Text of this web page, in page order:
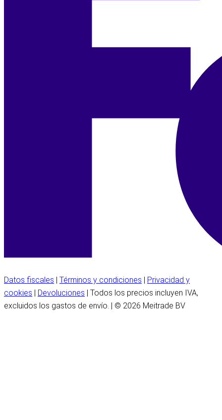
Datos fiscales | Términos y condiciones | Privacidad y
cookies | Devoluciones | Todos los precios incluyen IVA,
excluidos los gastos de envío. | © 2026 Meitrade BV